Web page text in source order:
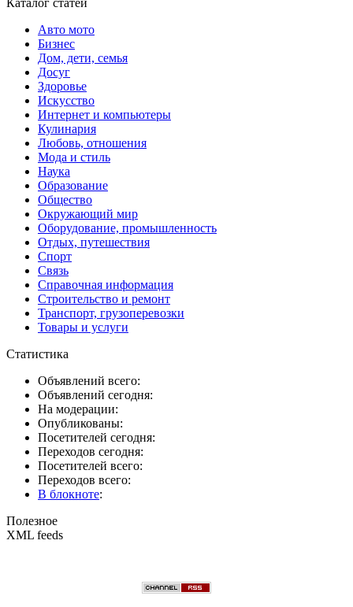
Каталог статей
Авто мото
Бизнес
Дом, дети, семья
Досуг
Здоровье
Искусство
Интернет и компьютеры
Кулинария
Любовь, отношения
Мода и стиль
Наука
Образование
Общество
Окружающий мир
Оборудование, промышленность
Отдых, путешествия
Спорт
Связь
Справочная информация
Строительство и ремонт
Транспорт, грузоперевозки
Товары и услуги
Статистика
Объявлений всего:
Объявлений сегодня:
На модерации:
Опубликованы:
Посетителей сегодня:
Переходов сегодня:
Посетителей всего:
Переходов всего:
В блокноте:
Полезное
XML feeds